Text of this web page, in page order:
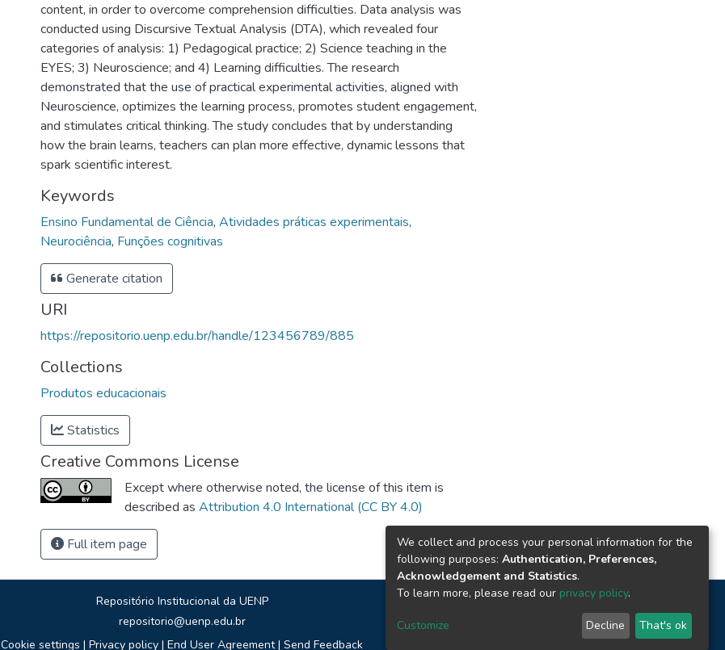
content, in order to overcome comprehension difficulties. Data analysis was
conducted using Discursive Textual Analysis (DTA), which revealed four
categories of analysis: 1) Pedagogical practice; 2) Science teaching in the
EYES; 3) Neuroscience; and 4) Learning difficulties. The research
demonstrated that the use of practical experimental activities, aligned with
Neuroscience, optimizes the learning process, promotes student engagement,
and stimulates critical thinking. The study concludes that by understanding
how the brain learns, teachers can plan more effective, dynamic lessons that
spark scientific interest.
Keywords
Ensino Fundamental de Ciência, Atividades práticas experimentais,
Neurociência, Funções cognitivas
Generate citation
URI
https://repositorio.uenp.edu.br/handle/123456789/885
Collections
Produtos educacionais
Statistics
Creative Commons License
Except where otherwise noted, the license of this item is
described as Attribution 4.0 International (CC BY 4.0)
Full item page
Repositório Institucional da UENP
repositorio@uenp.edu.br
Cookie settings | Privacy policy | End User Agreement | Send Feedback
We collect and process your personal information for the
following purposes: Authentication, Preferences,
Acknowledgement and Statistics.
To learn more, please read our privacy policy.
Customize Decline That's ok